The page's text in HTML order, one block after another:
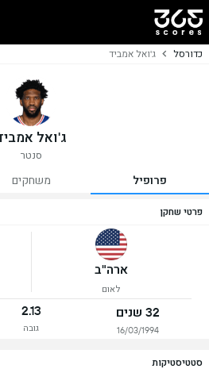
כדורסל ג'ואל אמביד
ג'ואל
סנטר
פרופיל משחקים
פרטי שחקן
ארה"ב
לאום
32 שנים
16/03/1994
2.13
גובה
סטטיסטיקות